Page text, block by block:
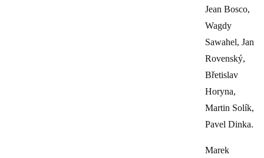
Jean Bosco,
Wagdy
Sawahel, Jan
Rovenský,
Břetislav
Horyna,
Martin Solík,
Pavel Dinka.
Marek